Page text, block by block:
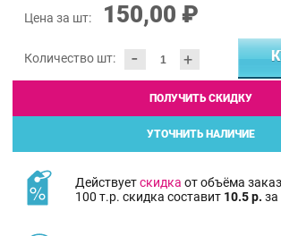
Цена за шт: 150,00 ₽
Количество шт: - +
ПОЛУЧИТЬ СКИДКУ
УТОЧНИТЬ НАЛИЧИЕ
Действуетскидка от объёма
100 т.р. скидка составит 10.5 р.